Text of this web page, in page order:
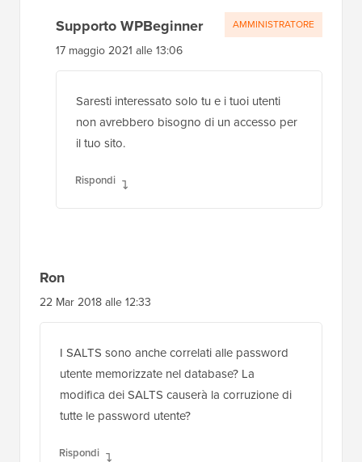
Supporto WPBeginner
17 maggio 2021 alle 13:06
Saresti interessato solo tu e i tuoi utenti
non avrebbero bisogno di un accesso per
il tuo sito.
Rispondi
AMMINISTRATORE
Ron
22 Mar 2018 alle 12:33
I SALTS sono anche correlati alle password
utente memorizzate nel database? La
modifica dei SALTS causerà la corruzione di
tutte le password utente?
Rispondi